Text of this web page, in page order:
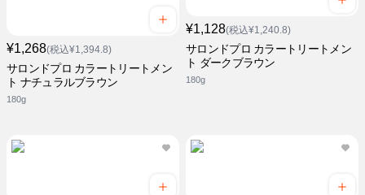
¥1,268(税込¥1,394.8)
サロンドプロ カラートリートメン
ト ナチュラルブラウン
180g
¥1,128(税込¥1,240.8)
サロンドプロ カラートリートメン
ト ダークブラウン
180g